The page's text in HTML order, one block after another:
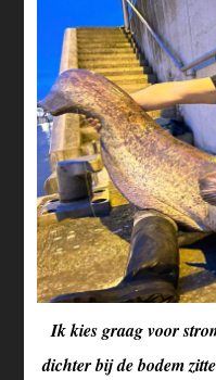
Ik kies graag voor
dichter bij de bodem